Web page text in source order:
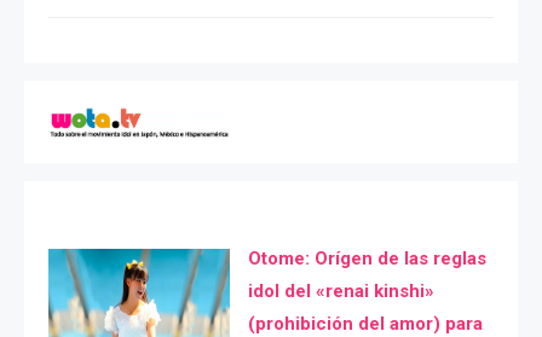
Otome: Orígen de las reglas
idol del «renai kinshi»
(prohibición del amor) para